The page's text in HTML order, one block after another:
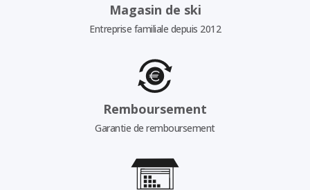
Magasin de ski
Entreprise familiale depuis 2012
Remboursement
Garantie de remboursement